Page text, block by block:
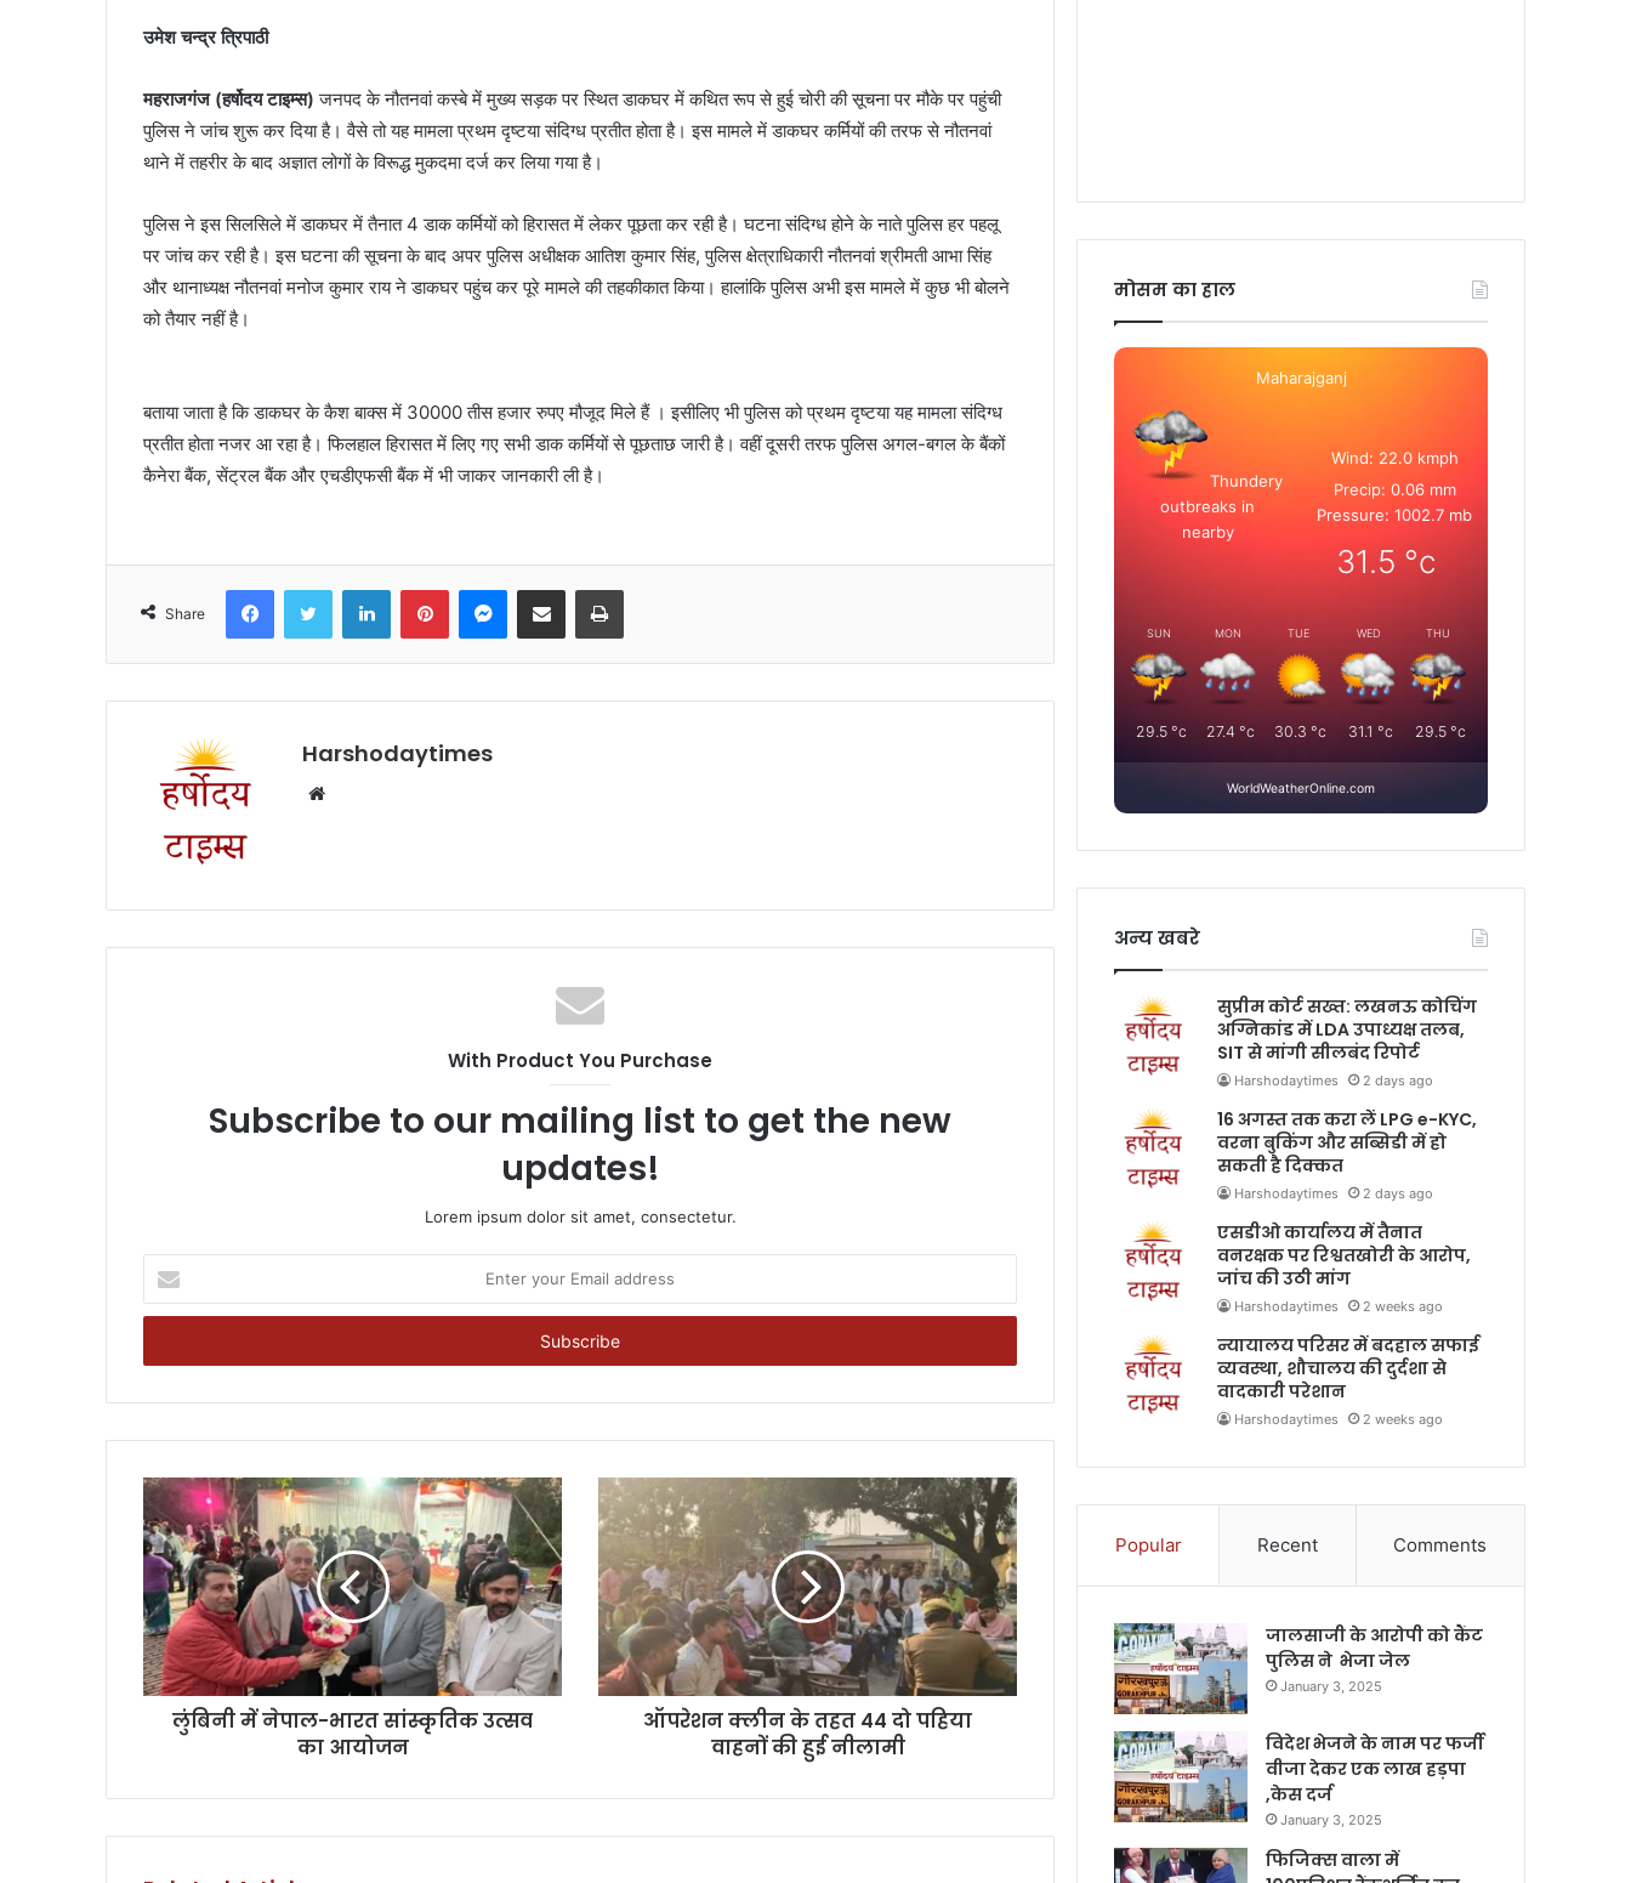
उमेश चन्द्र त्रिपाठी
महराजगंज (हर्षोदय टाइम्स) जनपद के नौतनवां कस्बे में मुख्य सड़क पर स्थित डाकघर में कथित रूप से हुई चोरी की सूचना पर मौके पर पहुंची
पुलिस ने जांच शुरू कर दिया है। वैसे तो यह मामला प्रथम दृष्टया संदिग्ध प्रतीत होता है। इस मामले में डाकघर कर्मियों की तरफ से नौतनवां
थाने में तहरीर के बाद अज्ञात लोगों के विरूद्ध मुकदमा दर्ज कर लिया गया है।
पुलिस ने इस सिलसिले में डाकघर में तैनात 4 डाक कर्मियों को हिरासत में लेकर पूछता कर रही है। घटना संदिग्ध होने के नाते पुलिस हर पहलू
पर जांच कर रही है। इस घटना की सूचना के बाद अपर पुलिस अधीक्षक आतिश कुमार सिंह, पुलिस क्षेत्राधिकारी नौतनवां श्रीमती आभा सिंह
और थानाध्यक्ष नौतनवां मनोज कुमार राय ने डाकघर पहुंच कर पूरे मामले की तहकीकात किया। हालांकि पुलिस अभी इस मामले में कुछ भी बोलने
को तैयार नहीं है।
बताया जाता है कि डाकघर के कैश बाक्स में 30000 तीस हजार रुपए मौजूद मिले हैं । इसीलिए भी पुलिस को प्रथम दृष्टया यह मामला संदिग्ध
प्रतीत होता नजर आ रहा है। फिलहाल हिरासत में लिए गए सभी डाक कर्मियों से पूछताछ जारी है। वहीं दूसरी तरफ पुलिस अगल-बगल के बैंकों
कैनेरा बैंक, सेंट्रल बैंक और एचडीएफसी बैंक में भी जाकर जानकारी ली है।
Share
FacebookTwitter LinkedInPinterestMessenger
Share via Email Print
Harshodaytimes
Website
With Product You Purchase
Subscribe to our mailing list to get the new
updates!
Lorem ipsum dolor sit amet, consectetur.
your
Email
लुंबिनी में नेपाल-भारत सांस्कृतिक उत्सव
का आयोजन
ऑपरेशन क्लीन के तहत 44 दो पहिया
वाहनों की हुई नीलामी
मोसम का हाल
Maharajganj
Thundery
outbreaks in
nearby
Wind: 22.0 kmph
Precip: 0.06 mm
Pressure: 1002.7 mb
31.5 °c
SUN
29.5°c
MON
27.4 °c
TUE
30.3 °c
WED
31.1 °c
THU
29.5 °c
WorldWeatherOnline.com
अन्य खबरे
सुप्रीम कोर्ट सख्त: लखनऊ कोचिंग
अग्निकांड में LDA उपाध्यक्ष तलब,
SIT से मांगी सीलबंद रिपोर्ट
Harshodaytimes 2 days ago
16 अगस्त तक करा लें LPG e-KYC,
वरना बुकिंग और सब्सिडी में हो
सकती है दिक्कत
Harshodaytimes 2 days ago
एसडीओ कार्यालय में तैनात
वनरक्षक पर रिश्वतखोरी के आरोप,
जांच की उठी मांग
Harshodaytimes 2 weeks ago
न्यायालय परिसर में बदहाल सफाई
व्यवस्था, शौचालय की दुर्दशा से
वादकारी परेशान
Harshodaytimes 2 weeks ago
Popular Recent Comments
जालसाजी के आरोपी को कैंट
पुलिस ने भेजा जेल
January 3, 2025
विदेश भेजने के नाम पर फर्जी
वीजा देकर एक लाख हड़पा
,केस दर्ज
January 3, 2025
फिजिक्स वाला में